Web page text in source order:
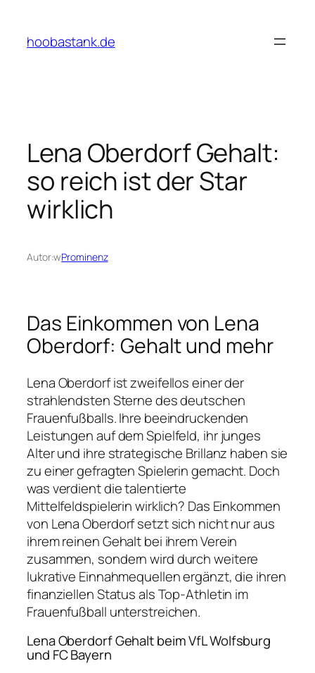
treścihoobastank.de
Lena Oberdorf Gehalt:
so reich ist der Star
wirklich
Autor:wProminenz
Das Einkommen von Lena
Oberdorf: Gehalt und mehr
Lena Oberdorf ist zweifellos einer der
strahlendsten Sterne des deutschen
Frauenfußballs. Ihre beeindruckenden
Leistungen auf dem Spielfeld, ihr junges
Alter und ihre strategische Brillanz haben sie
zu einer gefragten Spielerin gemacht. Doch
was verdient die talentierte
Mittelfeldspielerin wirklich? Das Einkommen
von Lena Oberdorf setzt sich nicht nur aus
ihrem reinen Gehalt bei ihrem Verein
zusammen, sondern wird durch weitere
lukrative Einnahmequellen ergänzt, die ihren
finanziellen Status als Top-Athletin im
Frauenfußball unterstreichen.
Lena Oberdorf Gehalt beim VfL Wolfsburg
und FC Bayern